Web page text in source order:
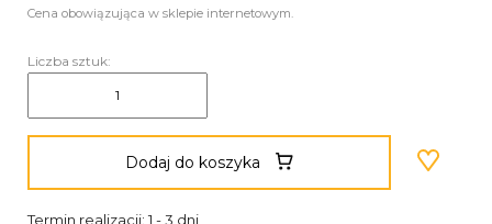
Cena obowiązująca w sklepie internetowym.
Liczba sztuk:
Dodaj do koszyka
Termin realizacji: 1 - 3 dni